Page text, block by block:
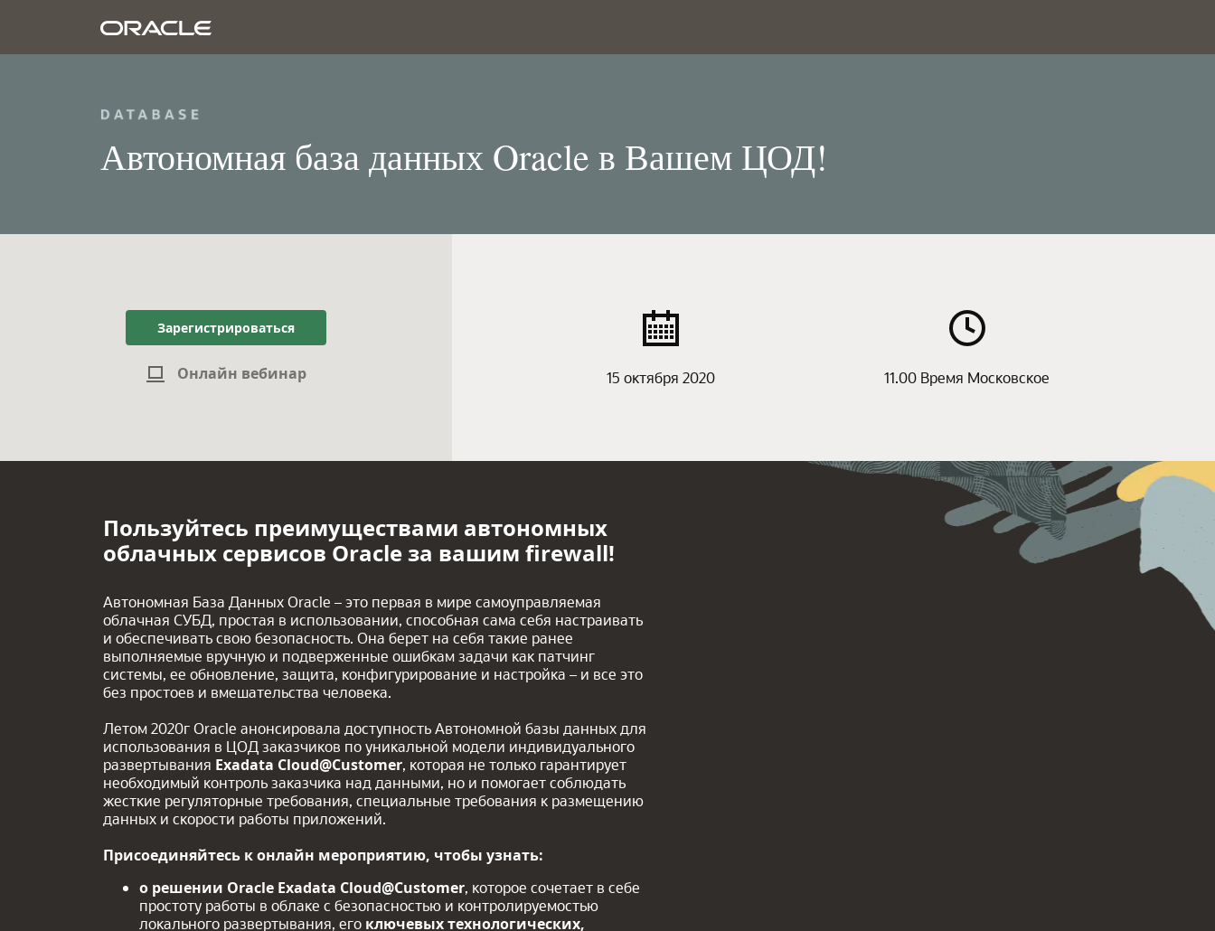
Автономная база данных Oracle в Вашем ЦОД!
Зарегистрироваться
Онлайн вебинар 15 октября 2020 11.00 Время Московское
Пользуйтесь преимуществами автономных
облачных сервисов Oracle за вашим firewall!
Автономная База Данных Oracle – это первая в мире самоуправляемая
облачная СУБД, простая в использовании, способная сама себя настраивать
и обеспечивать свою безопасность. Она берет на себя такие ранее
выполняемые вручную и подверженные ошибкам задачи как патчинг
системы, ее обновление, защита, конфигурирование и настройка – и все это
без простоев и вмешательства человека.
Летом 2020г Oracle анонсировала доступность Автономной базы данных для
использования в ЦОД заказчиков по уникальной модели индивидуального
развертывания Exadata Cloud@Customer, которая не только гарантирует
необходимый контроль заказчика над данными, но и помогает соблюдать
жесткие регуляторные требования, специальные требования к размещению
данных и скорости работы приложений.
Присоединяйтесь к онлайн мероприятию, чтобы узнать:
о решении Oracle Exadata Cloud@Customer, которое сочетает в себе
простоту работы в облаке с безопасностью и контролируемостью
локального развертывания, его ключевых технологических,